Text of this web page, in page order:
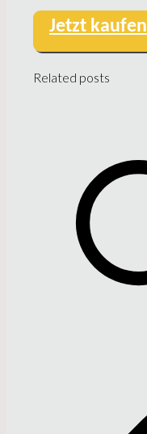
Jetzt kaufen
Related posts